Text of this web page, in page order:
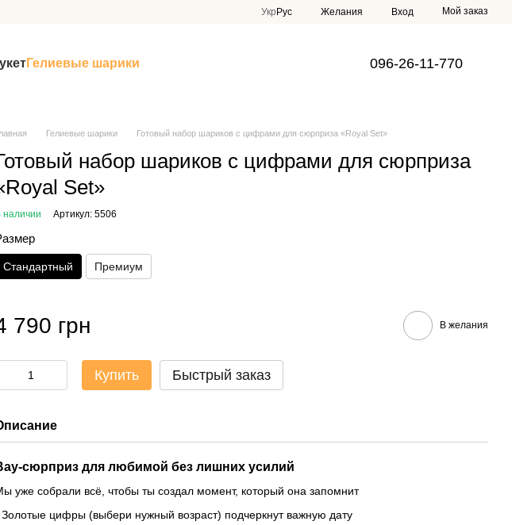
Укр Рус Желания Вход Мой заказ
Гелиевые шарики 096-26-11-770
Гелиевые шарики Готовый набор шариков с цифрами для сюрприза «Royal Set»
набор шариков с цифрами для сюрприза
Set»
наличии Артикул: 5506
Стандартный Премиум
790 грн В желания
Купить Быстрый заказ
сюрприз для любимой без лишних усилий
уже собрали всё, чтобы ты создал момент, который она запомнит
Золотые цифры (выбери нужный возраст) подчеркнут важную дату